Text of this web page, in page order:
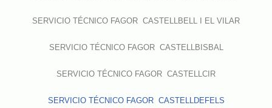
SERVICIO TÉCNICO FAGOR CASTELLBELL I EL VILAR
SERVICIO TÉCNICO FAGOR CASTELLBISBAL
SERVICIO TÉCNICO FAGOR CASTELLCIR
SERVICIO TÉCNICO FAGOR CASTELLDEFELS